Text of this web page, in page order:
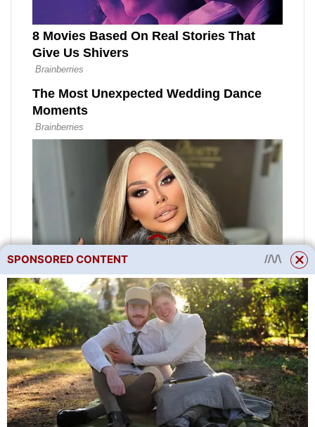
petržel. Před zimou můžete
vysévat jak listové, tak
kořenové odrůdy. Kořeny navíc
dozrávají ještě o 1,5 měsíce
SPONSORED CONTENT